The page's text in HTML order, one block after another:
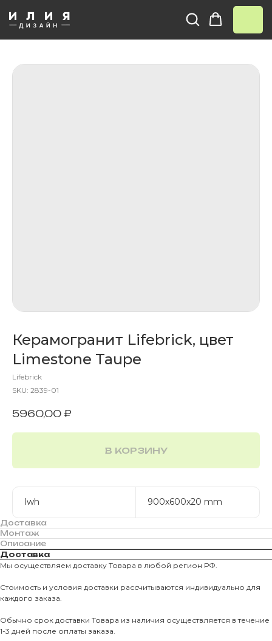
Керамогранит Lifebrick, цвет
Limestone Taupe
Lifebrick
SKU: 2839-01
5960,00 ₽
В КОРЗИНУ
lwh 900x600x20 mm
Доставка
Монтаж
Описание
Доставка
Мы осуществляем доставку Товара в любой регион РФ.
Стоимость и условия доставки рассчитываются индивидуально для
каждого заказа.
Обычно срок доставки Товара из наличия осуществляется в течение
1-3 дней после оплаты заказа.